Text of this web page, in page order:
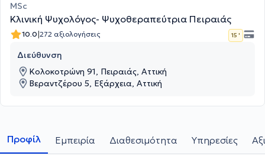
MSc
Κλινική Ψυχολόγος- Ψυχοθεραπεύτρια Πειραιάς
10.0|272 αξιολογήσεις 15 '
Διεύθυνση
Κολοκοτρώνη 91, Πειραιάς, Αττική
Βεραντζέρου 5, Εξάρχεια, Αττική
Προφίλ Εμπειρία Διαθεσιμότητα Υπηρεσίες